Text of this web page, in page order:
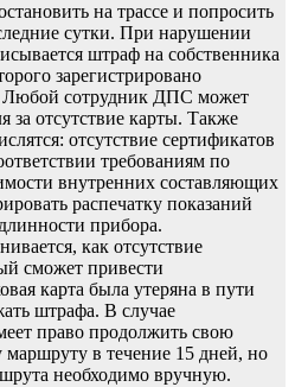
на трассе и попросить
сутки. При нарушении
штраф на собственника
зарегистрировано
Любой сотрудник ДПС может
за отсутствие карты. Также
отсутствие сертификатов
требованиям по
внутренних составляющих
распечатку показаний
прибора.
как отсутствие
сможет привести
карта была утеряна в пути
штрафа. В случае
право продолжить свою
маршруту в течение 15 дней, но
необходимо вручную.